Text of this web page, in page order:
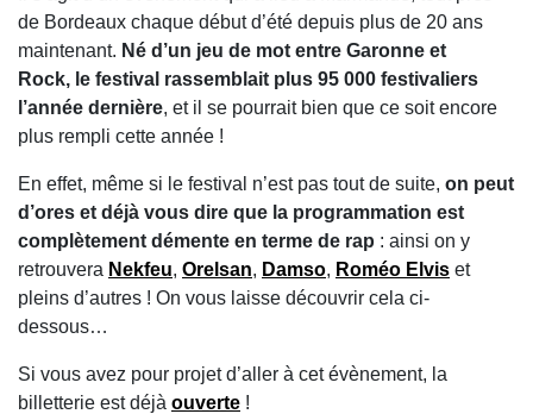
de Bordeaux chaque début d’été depuis plus de 20 ans
maintenant. Né d’un jeu de mot entre Garonne et
Rock, le festival rassemblait plus 95 000 festivaliers
l’année dernière, et il se pourrait bien que ce soit encore
plus rempli cette année !
En effet, même si le festival n’est pas tout de suite, on peut
d’ores et déjà vous dire que la programmation est
complètement démente en terme de rap : ainsi on y
retrouvera Nekfeu, Orelsan, Damso, Roméo Elvis et
pleins d’autres ! On vous laisse découvrir cela ci-
dessous…
Si vous avez pour projet d’aller à cet évènement, la
billetterie est déjà ouverte !